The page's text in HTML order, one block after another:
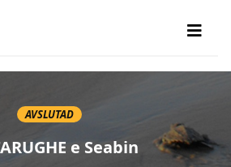
AVSLUTAD
e Seabin